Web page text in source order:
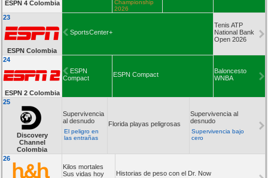
ESPN 4 Colombia
Championship
2026
23
ESPN Colombia
SportsCenter+
Tenis ATP
National Bank
Open 2026
24
ESPN 2 Colombia
ESPN
Compact
ESPN Compact
Baloncesto
WNBA
25
Discovery
Channel
Colombia
Supervivencia
al desnudo
El peligro en
las entrañas
Florida playas peligrosas
Supervivencia al
desnudo
Supervivencia bajo
cero
26
Kilos mortales
Sus vidas hoy
Historias de peso con el Dr. Now